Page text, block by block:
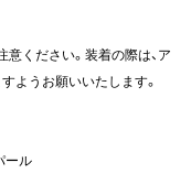
ください。装着の際は、ア
ようお願いいたします。
ール